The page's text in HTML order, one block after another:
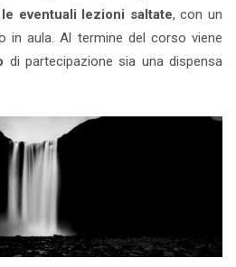
eventuali lezioni saltate, con un
in aula. Al termine del corso viene
di partecipazione sia una dispensa